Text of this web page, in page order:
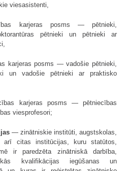
viesasistenti,
karjeras posms — pētnieki,
pētnieki un pētnieki ar
karjeras posms — vadošie pētnieki,
un vadošie pētnieki ar praktisko
karjeras posms — pētniecības
viesprofesori;
— zinātniskie institūti, augstskolas,
arī citas institūcijas, kuru statūtos,
ir paredzēta zinātniskā darbība,
kvalifikācijas iegūšanas un